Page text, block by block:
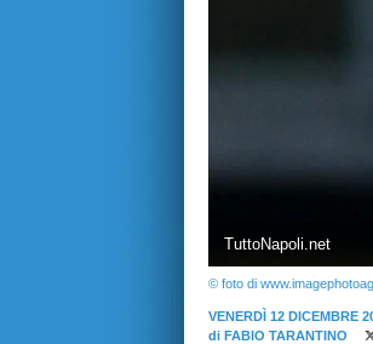
TuttoNapoli.net
© foto di
VENERDÌ 12 DICEMBRE
di FABIO TARANTINO